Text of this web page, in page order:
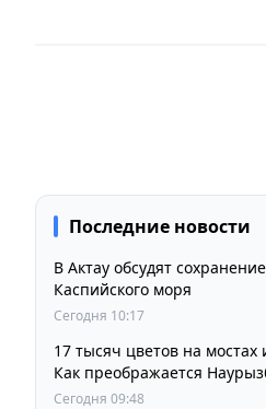
Последние новости
В Актау обсудят
Каспийского моря
Сегодня 10:17
17 тысяч цветов на
Как преображается
Сегодня 09:48